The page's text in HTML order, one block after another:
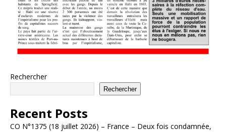
Rechercher
Rechercher
Recent Posts
CO N°1375 (18 juillet 2026) – France – Deux fois condamnée,